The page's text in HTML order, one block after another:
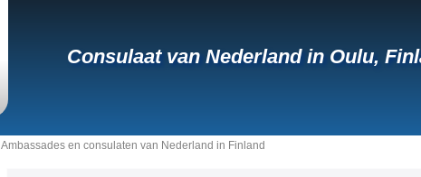
Consulaat van Nederland in Oulu,
Ambassades en consulaten van Nederland in Finland